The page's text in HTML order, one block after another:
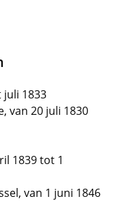
juli 1833
van 20 juli 1830
1839 tot 1
van 1 juni 1846